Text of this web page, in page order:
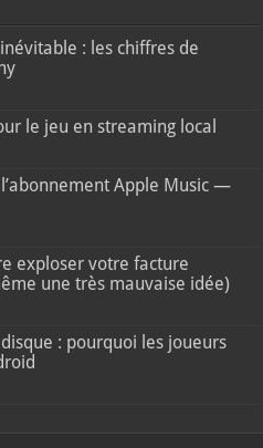
: les chiffres de
le jeu en streaming local
Apple Music —
exploser votre facture
une très mauvaise idée)
: pourquoi les joueurs